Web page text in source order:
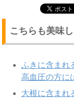
こちらも美味
ふきに含まれ
高血圧の方に
大根に含まれ